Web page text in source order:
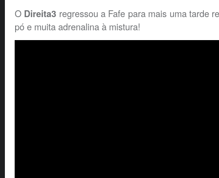
O Direita3 regressou a Fafe para mais uma tarde
pó e muita adrenalina à mistura!